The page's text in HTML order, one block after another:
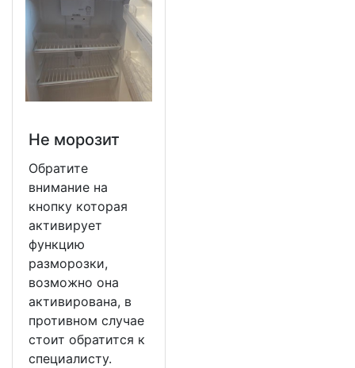
Не морозит
Обратите
внимание на
кнопку которая
активирует
функцию
разморозки,
возможно она
активирована, в
противном случае
стоит обратится к
специалисту.